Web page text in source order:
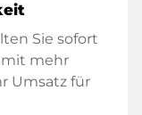
Sie sofort
mehr
Umsatz für